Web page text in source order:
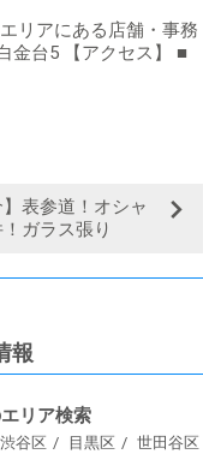
リアにある店舗・事務
金台5 【アクセス】 ■
】表参道！オシャ
ガラス張り
報
リア検索
渋谷区 目黒区 世田谷区